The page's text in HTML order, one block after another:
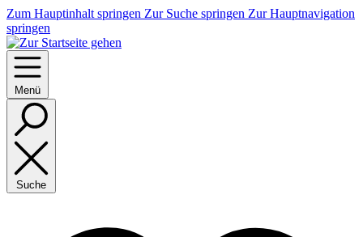
Zum Hauptinhalt springen Zur Suche springen Zur Hauptnavigation
springen
Menü
Suche